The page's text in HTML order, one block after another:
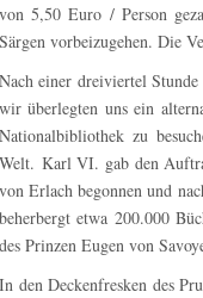
von 5,50 Euro / Person
Särgen vorbeizugehen. Die
Nach einer dreiviertel
wir überlegten uns ein
Nationalbibliothek zu
Welt. Karl VI. gab den
von Erlach begonnen und
beherbergt etwa 200.000
des Prinzen Eugen von
In den Deckenfresken des